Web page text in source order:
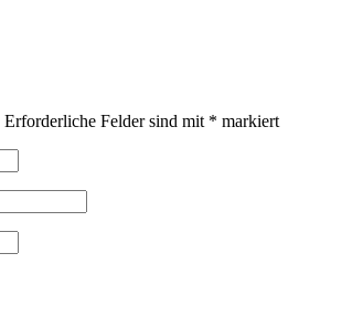
Erforderliche Felder sind mit * markiert